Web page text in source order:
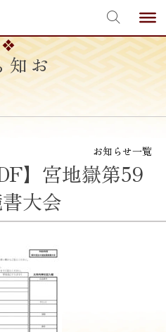
お知らせ一覧
】宮地嶽第59
大会